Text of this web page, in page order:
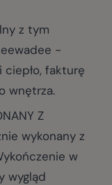
z tym
-
fakturę
wnętrza.
Z
wykonany z
w
wygląd